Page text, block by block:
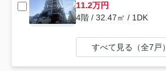
11.2万円
4階 / 32.47㎡ / 1DK
すべて見る（全7戸）